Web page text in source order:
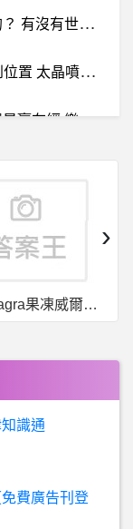
英
雄聯盟- 有沒有世界冠軍變成小丑的？ 有沒有世界冠軍變成小丑的？
P
okeMon - 寶可夢- 太晶噴火龍找不到位置 太晶噴火龍找不到位置
棒
球- 樂天逆勢求生的原因，是不是還是贏在經 樂天逆勢求生的原因，是不是還是贏在經
日
本旅遊- 晚班機到東京成田的住宿選擇 晚班機到東京成田的住宿選擇
油？
希
洽- 中國玩家竟可參加台灣鬥陣世界杯 中國玩家竟可參加台灣鬥陣世界杯
希
洽- 這是圖利特定卡組的高端嗎？ 這是圖利特定卡組的高端嗎？
棒
球- 爪爪是不是帶太多外野手在一軍 爪爪是不是帶太多外野手在一軍
印度kamagra果凍威爾剛用於治療男性勃起功能障礙
›
識通
費廣告刊登